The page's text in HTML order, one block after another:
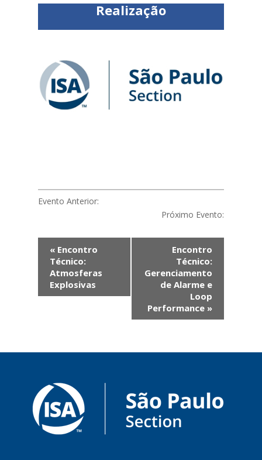
Realização
Evento Anterior:
Próximo Evento:
Evento
Navegação
«Encontro
Técnico:
Atmosferas
Explosivas
Encontro
Técnico:
Gerenciamento
de Alarme e
Loop
Performance »